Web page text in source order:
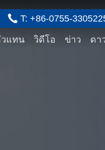
T: +86-0755-
แทน วิดีโอ ข่าว ดา